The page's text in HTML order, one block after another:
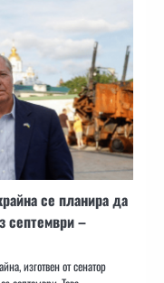
се планира да
септември –
изготвен от сенатор